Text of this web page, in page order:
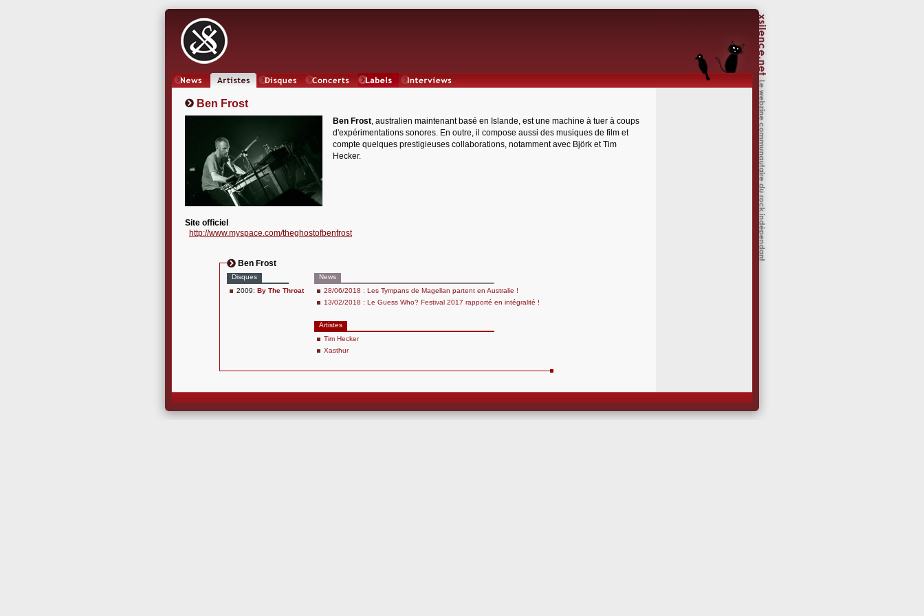
Ben Frost
Ben Frost, australien maintenant basé en Islande, est une machine à tuer à coups
d'expérimentations sonores. En outre, il compose aussi des musiques de film et
compte quelques prestigieuses collaborations, notamment avec Björk et Tim
Hecker.
Site officiel
http://www.myspace.com/theghostofbenfrost
Ben Frost
Disques
2009: By The Throat
News
28/06/2018 : Les Tympans de Magellan partent en Australie !
13/02/2018 : Le Guess Who? Festival 2017 rapporté en intégralité !
Artistes
Tim Hecker
Xasthur